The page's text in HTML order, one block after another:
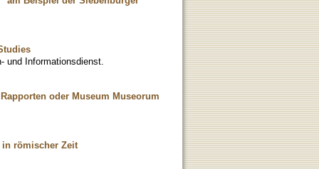
und Informationsdienst.
oder Museum Museorum
in römischer Zeit